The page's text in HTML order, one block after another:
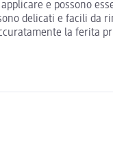
e possono
delicati e facili
la